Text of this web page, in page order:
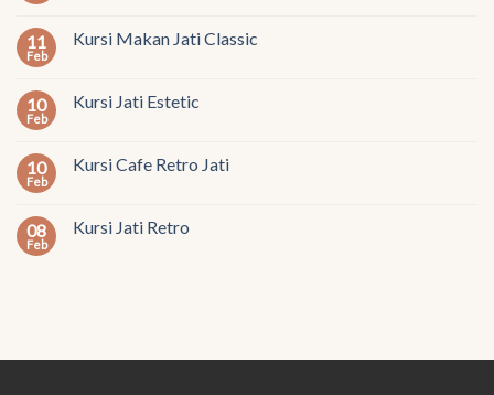
11
Feb
Kursi Makan Jati Classic
10
Feb
Kursi Jati Estetic
10
Feb
Kursi Cafe Retro Jati
08
Feb
Kursi Jati Retro